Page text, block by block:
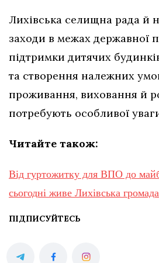
Лихівська селищна рада й
заходи в межах державної
підтримки дитячих
та створення належних
проживання, виховання й
потребують особливої
Читайте також:
Від гуртожитку для ВПО до
сьогодні живе Лихівська громада
ПІДПИСУЙТЕСЬ